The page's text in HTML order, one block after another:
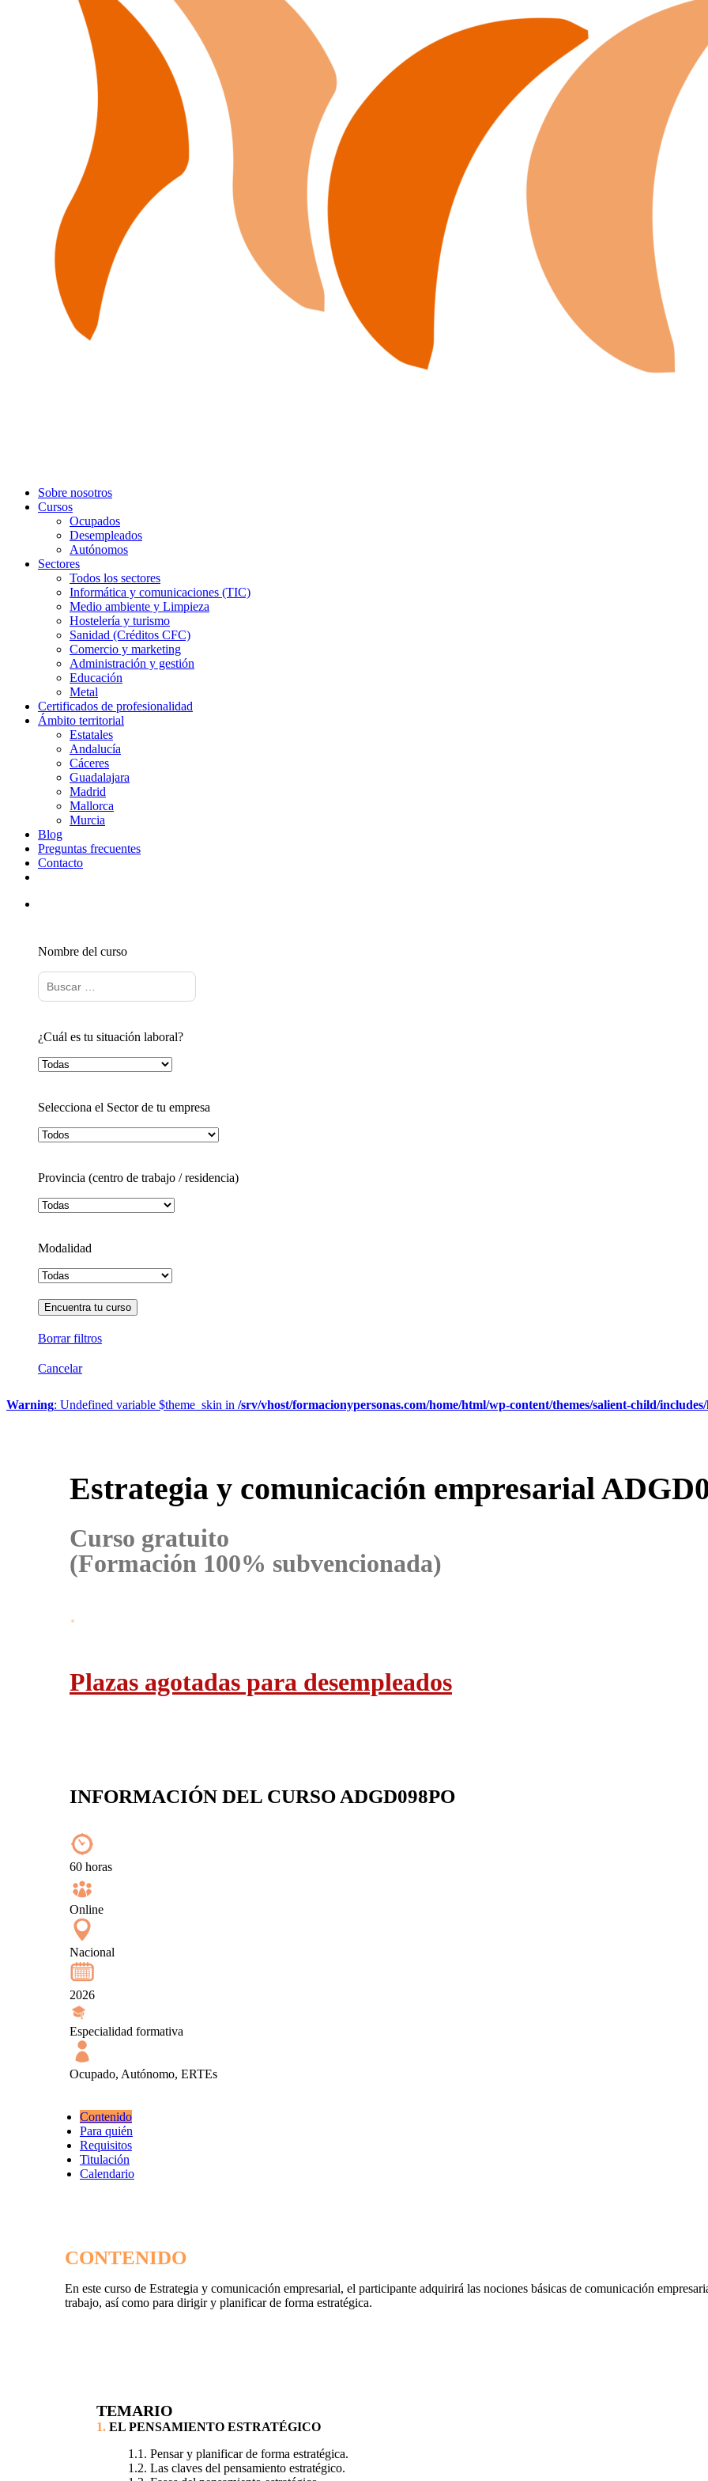
Sobre nosotros
Cursos
Ocupados
Desempleados
Autónomos
Sectores
Todos los sectores
Informática y comunicaciones (TIC)
Medio ambiente y Limpieza
Hostelería y turismo
Sanidad (Créditos CFC)
Comercio y marketing
Administración y gestión
Educación
Metal
Certificados de profesionalidad
Ámbito territorial
Estatales
Andalucía
Cáceres
Guadalajara
Madrid
Mallorca
Murcia
Blog
Preguntas frecuentes
Contacto
Nombre del curso
¿Cuál es tu situación laboral?
Selecciona el Sector de tu empresa
Provincia (centro de trabajo / residencia)
Modalidad
Borrar filtros
Cancelar
Warning: Undefined variable $theme_skin in /srv/vhost/formacionypersonas.com/home/html/wp-content/themes/salient-child/
Estrategia y comunicación empresarial
Curso gratuito
(Formación 100% subvencionada)
.
Plazas agotadas para desempleados
INFORMACIÓN DEL CURSO ADGD098PO
60 horas
Online
Nacional
2026
Especialidad formativa
Ocupado, Autónomo, ERTEs
Contenido
Para quién
Requisitos
Titulación
Calendario
CONTENIDO
En este curso de Estrategia y comunicación empresarial, el participante adquirirá las nociones básicas de comunicación
trabajo, así como para dirigir y planificar de forma estratégica.
TEMARIO
1.EL PENSAMIENTO ESTRATÉGICO
1.1. Pensar y planificar de forma estratégica.
1.2. Las claves del pensamiento estratégico.